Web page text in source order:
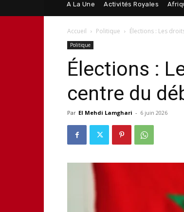
A La Une Activités Royales
Accueil Politique Élections : Les
Politique
Élections :
centre du
Par El Mehdi Lamghari - 6 juin 2026